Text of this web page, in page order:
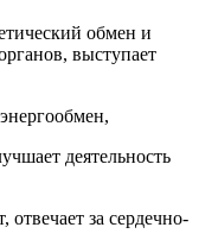
обмен и
выступает
деятельность
отвечает за сердечно-